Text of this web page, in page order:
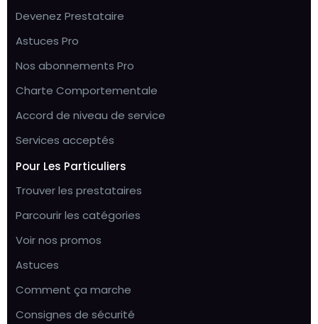
Devenez Prestataire
Astuces Pro
Nos abonnements Pro
Charte Comportementale
Accord de niveau de service
Services acceptés
Pour Les Particuliers
Trouver les prestataires
Parcourir les catégories
Voir nos promos
Astuces
Comment ça marche
Consignes de sécurité